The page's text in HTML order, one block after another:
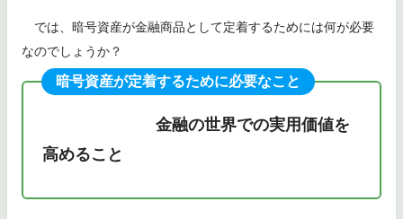
では、暗号資産が金融商品として定着するためには何が必要
なのでしょうか？
暗号資産が定着するために必要なこと
金融の世界での実用価値を
高めること